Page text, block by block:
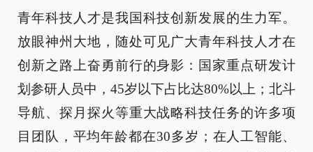
青年科技人才是我国科技创新发展的生力军。
放眼神州大地，随处可见广大青年科技人才在
创新之路上奋勇前行的身影：国家重点研发计
划参研人员中，45岁以下占比达80%以上；北斗
导航、探月探火等重大战略科技任务的许多项
目团队，平均年龄都在30多岁；在人工智能、